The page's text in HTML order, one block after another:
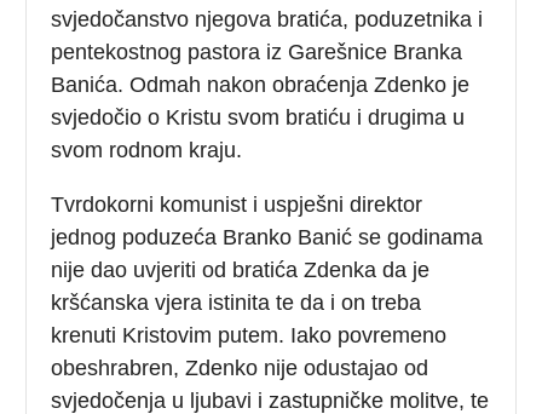
svjedočanstvo njegova bratića, poduzetnika i
pentekostnog pastora iz Garešnice Branka
Banića. Odmah nakon obraćenja Zdenko je
svjedočio o Kristu svom bratiću i drugima u
svom rodnom kraju.
Tvrdokorni komunist i uspješni direktor
jednog poduzeća Branko Banić se godinama
nije dao uvjeriti od bratića Zdenka da je
kršćanska vjera istinita te da i on treba
krenuti Kristovim putem. Iako povremeno
obeshrabren, Zdenko nije odustajao od
svjedočenja u ljubavi i zastupničke molitve, te